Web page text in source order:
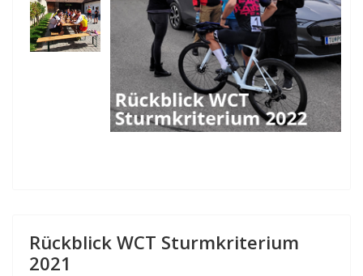
Rückblick WCT Sturmkriterium
2021